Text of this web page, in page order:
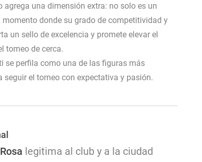
agrega una dimensión extra: no solo es un
donde su grado de competitividad y
un sello de excelencia y promete elevar el
torneo de cerca.
se perfila como una de las figuras más
el torneo con expectativa y pasión.
legitima al club y a la ciudad